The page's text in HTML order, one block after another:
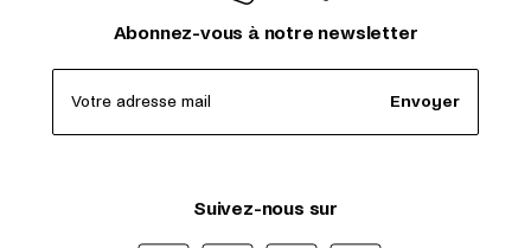
Abonnez-vous à notre newsletter
Votre adresse mail Envoyer
Suivez-nous sur